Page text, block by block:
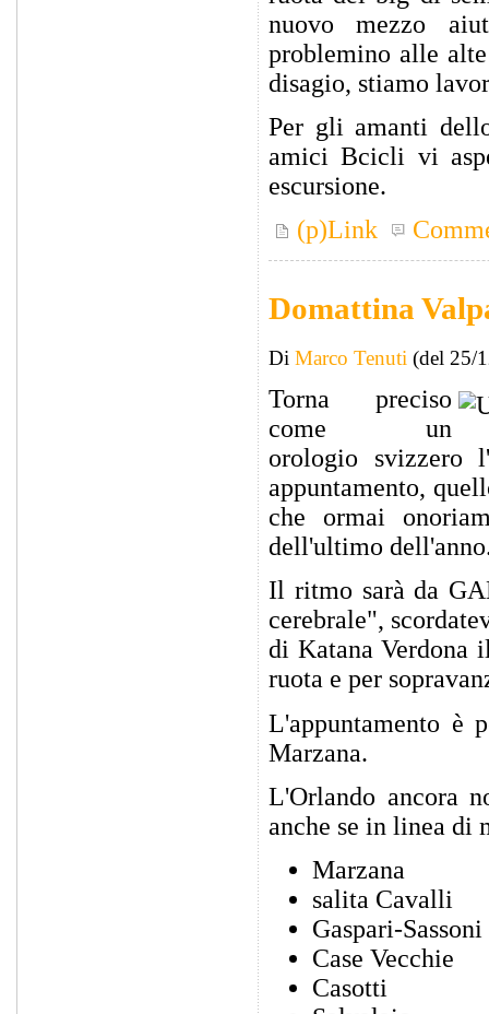
nuovo mezzo
problemino alle
disagio, stiamo
Per gli amanti
amici Bcicli vi
escursione.
(p)Link
Domattina
Di Marco Tenuti (del 25/
Torna preciso
come un
orologio svizzero
appuntamento,
che ormai
dell'ultimo
Il ritmo sarà da
cerebrale",
di Katana Verdona
ruota e per
L'appuntamento è
Marzana.
L'Orlando ancora
anche se in linea di
Marzana
salita Cavalli
Gaspari-Sassoni
Case Vecchie
Casotti